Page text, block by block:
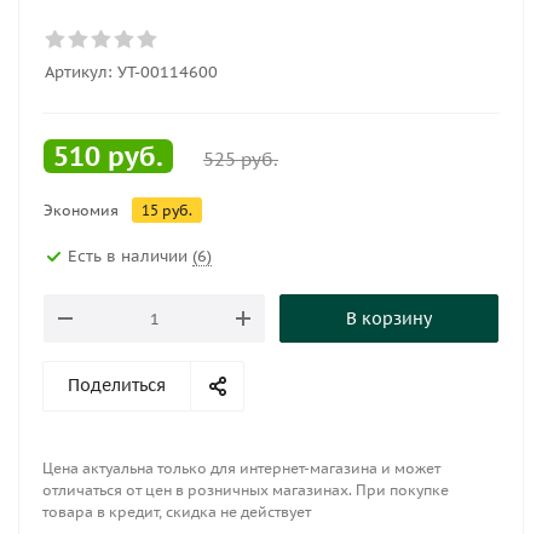
Артикул: УТ-00114600
510 руб. 525руб.
Экономия 15 руб.
Есть в наличии (6)
В корзину
Поделиться
Цена актуальна только для интернет-магазина и может
отличаться от цен в розничных магазинах. При покупке
товара в кредит, скидка не действует